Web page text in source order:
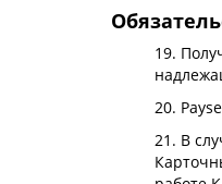
19.
20.
21. В